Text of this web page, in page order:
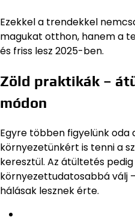
Ezekkel a trendekkel
magukat otthon, hanem a
és friss lesz 2025-ben.
Zöld praktikák –
módon
Egyre többen figyelünk oda
környezetünkért is tenni a
keresztül. Az átültetés
környezettudatosabbá válj
hálásak lesznek érte.